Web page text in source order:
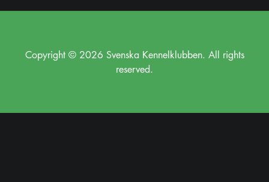
Copyright © 2026 Svenska Kennelklubben. All rights
reserved.